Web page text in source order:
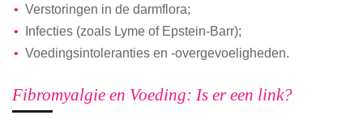
Verstoringen in de darmflora;
Infecties (zoals Lyme of Epstein-Barr);
Voedingsintoleranties en -overgevoeligheden.
Fibromyalgie en Voeding: Is er een link?